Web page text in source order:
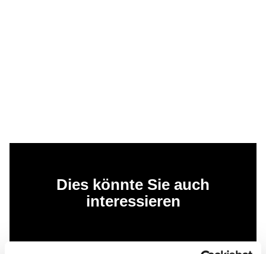
Dies könnte Sie auch
interessieren